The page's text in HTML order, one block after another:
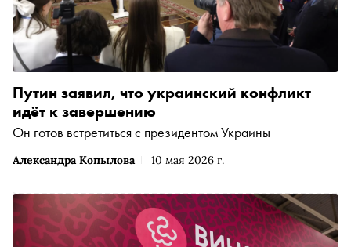
Александра Копылова 10 мая 2026 г.
Путин заявил, что украинский конфликт
идёт к завершению
Он готов встретиться с президентом Украины